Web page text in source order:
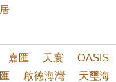
嘉匯 天寰
OASIS
啟德海灣
天璽海